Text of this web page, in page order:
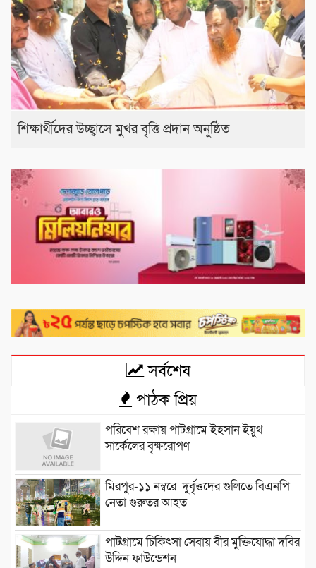
শিক্ষার্থীদের উচ্ছ্বাসে মুখর বৃত্তি প্রদান অনুষ্ঠিত
সর্বশেষ
পাঠক প্রিয়
পরিবেশ রক্ষায় পাটগ্রামে ইহসান ইয়ুথ
সার্কেলের বৃক্ষরোপণ
মিরপুর-১১ নম্বরে দুর্বৃত্তদের গুলিতে বিএনপি
নেতা গুরুতর আহত
পাটগ্রামে চিকিৎসা সেবায় বীর মুক্তিযোদ্ধা দবির
উদ্দিন ফাউন্ডেশন